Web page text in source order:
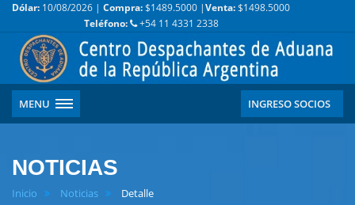
Dólar: 10/08/2026 | Compra:$1489.5000 |Venta:$1498.5000
Teléfono:
+54 11 4331 2338
MENU INGRESO SOCIOS
NOTICIAS
Inicio Noticias Detalle